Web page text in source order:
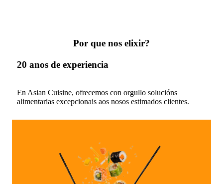
Por que nos elixir?
20 anos de experiencia
En Asian Cuisine, ofrecemos con orgullo solucións
alimentarias excepcionais aos nosos estimados clientes.